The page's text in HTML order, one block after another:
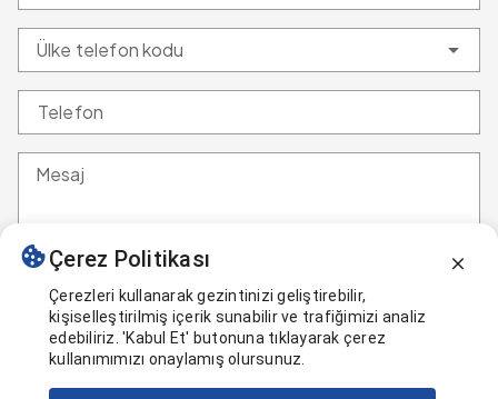
Ülke telefon kodu
Telefon
Mesaj
GÖNDER
Çerez Politikası
Çerezleri kullanarak gezintinizi geliştirebilir,
kişiselleştirilmiş içerik sunabilir ve trafiğimizi analiz
edebiliriz. 'Kabul Et' butonuna tıklayarak çerez
kullanımımızı onaylamış olursunuz.